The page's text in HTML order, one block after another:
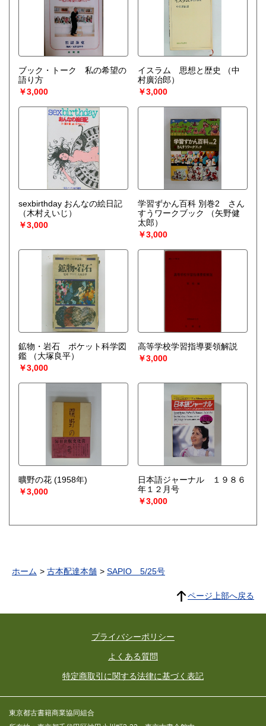
ブック・トーク 私の希望の
語り方
￥3,000
イスラム 思想と歴史
（中
村廣治郎）
￥3,000
sexbirthday おんなの絵日記
（木村えいじ）
￥3,000
学習ずかん百科 別巻2 さん
すうワークブック
（矢野健
太郎）
￥3,000
鉱物・岩石 ポケット科学図
鑑
（大塚良平）
￥3,000
高等学校学習指導要領解説
￥3,000
曠野の花 (1958年)
￥3,000
日本語ジャーナル １９８６
年１２月号
￥3,000
ホーム 古本配達本舗 SAPIO 5/25号
ページ上部へ戻る
プライバシーポリシー
よくある質問
特定商取引に関する法律に基づく表記
東京都古書籍商業協同組合